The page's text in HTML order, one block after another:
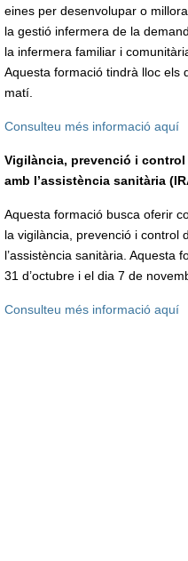
eines per desenvolupar o
la gestió infermera de la
la infermera familiar i
Aquesta formació tindrà lloc els
matí.
Consulteu més informació aquí
Vigilància, prevenció i
amb l’assistència sanitària
Aquesta formació busca oferir
la vigilància, prevenció i control
l’assistència sanitària. Aquesta
31 d’octubre i el dia 7 de
Consulteu més informació aquí